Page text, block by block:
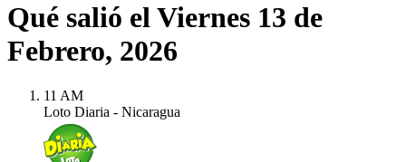
Qué salió elViernes 13 de
Febrero, 2026
11 AM
Loto Diaria - Nicaragua